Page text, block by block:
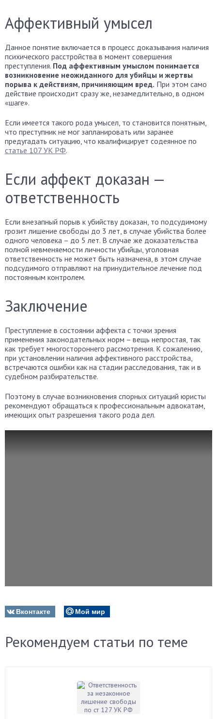
Аффективный умысел
Данное понятие включается в процесс доказывания наличия
психического расстройства в момент совершения
преступления. Под аффективным умыслом понимается
возникновение неожиданного для убийцы и жертвы
порыва к действиям, причиняющим вред. При этом само
действие происходит сразу же, незамедлительно, в одном
«шаге».
Если имеется такого рода умысел, то становится понятным,
что преступник не мог запланировать или заранее
предугадать ситуацию, что квалифицирует содеянное по
статье 107 УК РФ.
Если аффект доказан —
ответственность
Если внезапный порыв к убийству доказан, то подсудимому
грозит лишение свободы до 3 лет, в случае убийства более
одного человека – до 5 лет. В случае же доказательства
полной невменяемости личности убийцы, уголовная
ответственность не может быть назначена, в этом случае
подсудимого отправляют на принудительное лечение под
постоянным контролем.
Заключение
Преступление в состоянии аффекта с точки зрения
применения законодательных норм – вещь непростая, так
как требует многостороннего рассмотрения. К сожалению,
при установлении наличия аффективного расстройства,
встречаются ошибки как на стадии расследования, так и в
судебном разбирательстве.
Поэтому в случае возникновения спорных ситуаций юристы
рекомендуют обращаться к профессиональным адвокатам,
имеющих опыт разрешения такого рода дел.
Вконтакте Мой мир
Рекомендуем статьи по теме